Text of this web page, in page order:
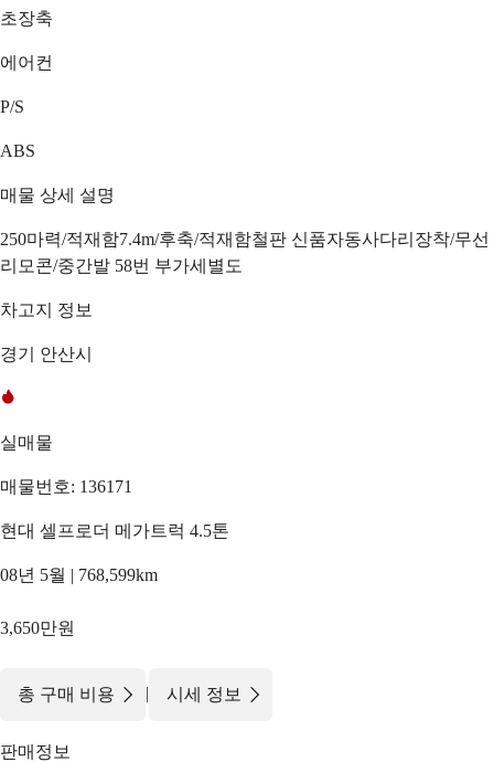
초장축
에어컨
P/S
ABS
매물 상세 설명
250마력/적재함7.4m/후축/적재함철판 신품자동사다리장착/무선
리모콘/중간발 58번 부가세별도
차고지 정보
경기 안산시
실매물
매물번호: 136171
현대 셀프로더 메가트럭 4.5톤
08년 5월 | 768,599km
3,650만원
총 구매 비용 | 시세 정보
판매정보